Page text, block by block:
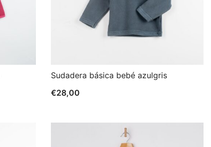
Sudadera básica bebé azulgris
€28,00